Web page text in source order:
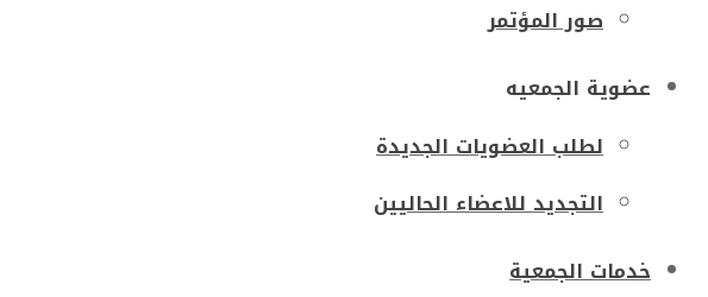
صور المؤتمر
عضوية الجمعيه
لطلب العضويات الجديدة
التجديد للاعضاء الحاليين
خدمات الجمعية